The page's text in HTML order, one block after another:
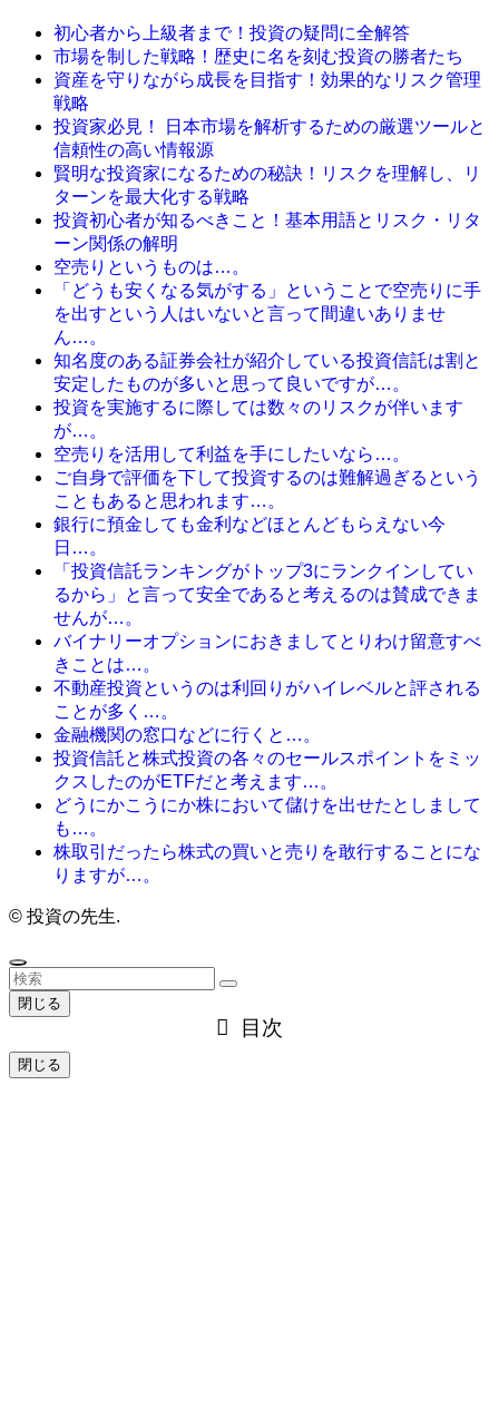
初心者から上級者まで！投資の疑問に全解答
市場を制した戦略！歴史に名を刻む投資の勝者たち
資産を守りながら成長を目指す！効果的なリスク管理
戦略
投資家必見！ 日本市場を解析するための厳選ツールと
信頼性の高い情報源
賢明な投資家になるための秘訣！リスクを理解し、リ
ターンを最大化する戦略
投資初心者が知るべきこと！基本用語とリスク・リタ
ーン関係の解明
空売りというものは…。
「どうも安くなる気がする」ということで空売りに手
を出すという人はいないと言って間違いありませ
ん…。
知名度のある証券会社が紹介している投資信託は割と
安定したものが多いと思って良いですが…。
投資を実施するに際しては数々のリスクが伴います
が…。
空売りを活用して利益を手にしたいなら…。
ご自身で評価を下して投資するのは難解過ぎるという
こともあると思われます…。
銀行に預金しても金利などほとんどもらえない今
日…。
「投資信託ランキングがトップ3にランクインしてい
るから」と言って安全であると考えるのは賛成できま
せんが…。
バイナリーオプションにおきましてとりわけ留意すべ
きことは…。
不動産投資というのは利回りがハイレベルと評される
ことが多く…。
金融機関の窓口などに行くと…。
投資信託と株式投資の各々のセールスポイントをミッ
クスしたのがETFだと考えます…。
どうにかこうにか株において儲けを出せたとしまして
も…。
株取引だったら株式の買いと売りを敢行することにな
りますが…。
© 投資の先生.
閉じる
目次
閉じる